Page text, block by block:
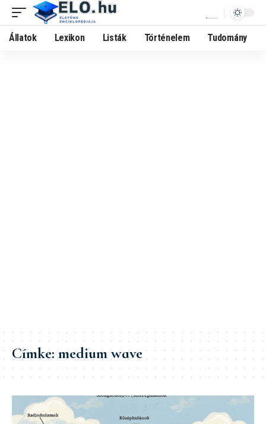
Állatok Lexikon Listák Történelem Tudomány
Címke:medium wave